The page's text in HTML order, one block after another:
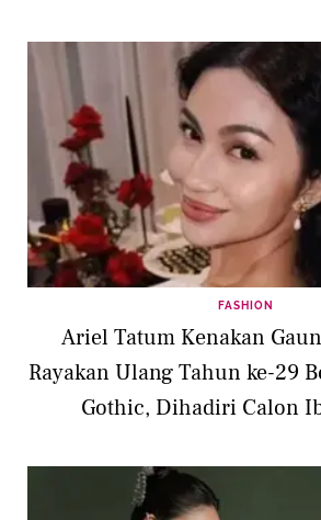
FASHION
Ariel Tatum Kenakan
Rayakan Ulang Tahun ke-29
Gothic, Dihadiri Calon